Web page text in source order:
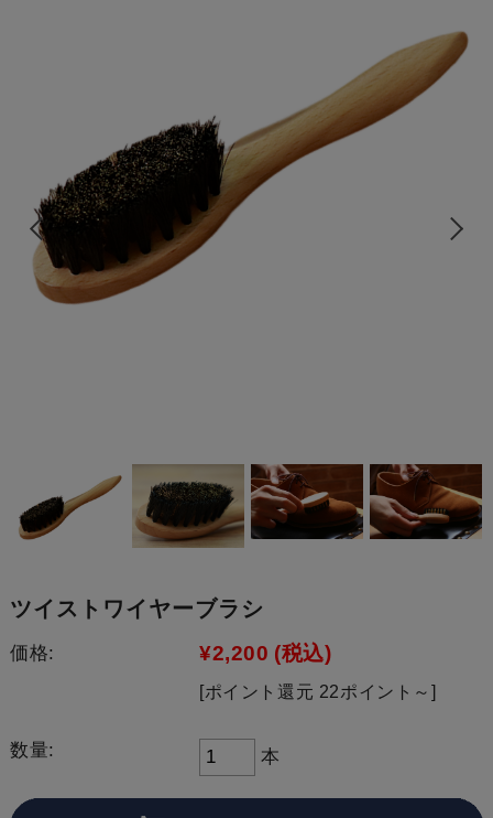
ツイストワイヤーブラシ
価格: ¥2,200 (税込)
[ポイント還元 22ポイント～]
数量: 本